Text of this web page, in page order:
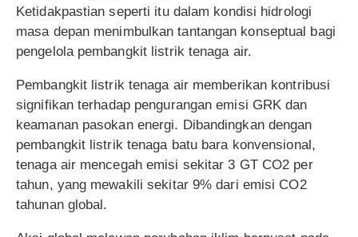
Ketidakpastian seperti itu dalam kondisi hidrologi
masa depan menimbulkan tantangan konseptual bagi
pengelola pembangkit listrik tenaga air.
Pembangkit listrik tenaga air memberikan kontribusi
signifikan terhadap pengurangan emisi GRK dan
keamanan pasokan energi. Dibandingkan dengan
pembangkit listrik tenaga batu bara konvensional,
tenaga air mencegah emisi sekitar 3 GT CO2 per
tahun, yang mewakili sekitar 9% dari emisi CO2
tahunan global.